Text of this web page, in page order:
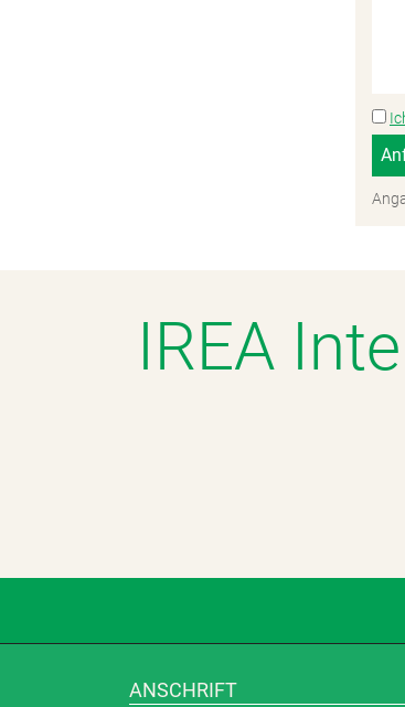
IREA
ANSCHRIFT